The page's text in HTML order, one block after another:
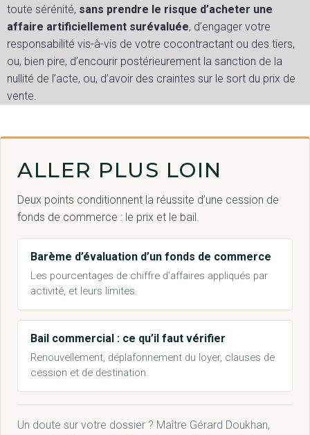
toute sérénité, sans prendre le risque d’acheter une
affaire artificiellement surévaluée, d’engager votre
responsabilité vis-à-vis de votre cocontractant ou des tiers,
ou, bien pire, d’encourir postérieurement la sanction de la
nullité de l’acte, ou, d’avoir des craintes sur le sort du prix de
vente.
ALLER PLUS LOIN
Deux points conditionnent la réussite d’une cession de
fonds de commerce : le prix et le bail.
Barème d’évaluation d’un fonds de commerce
Les pourcentages de chiffre d’affaires appliqués par
activité, et leurs limites.
Bail commercial : ce qu’il faut vérifier
Renouvellement, déplafonnement du loyer, clauses de
cession et de destination.
Un doute sur votre dossier ? Maître Gérard Doukhan,